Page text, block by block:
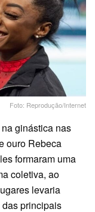
Foto: Reprodução/Internet
ginástica nas
ouro Rebeca
formaram uma
coletiva, ao
levaria
principais